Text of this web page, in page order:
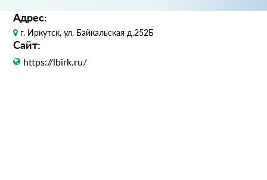
Адрес:
г. Иркутск, ул. Байкальская д.252Б
Сайт:
https://lbirk.ru/